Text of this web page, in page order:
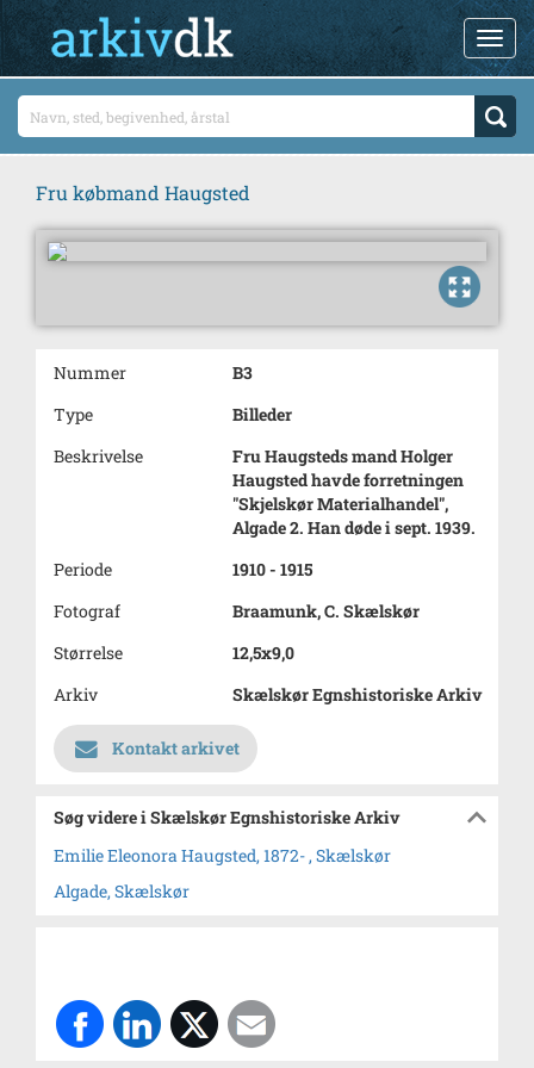
Fru købmand Haugsted
Nummer
B3
Type
Billeder
Beskrivelse
Fru Haugsteds mand Holger
Haugsted havde forretningen
"Skjelskør Materialhandel",
Algade 2. Han døde i sept. 1939.
Periode
1910 - 1915
Fotograf
Braamunk, C. Skælskør
Størrelse
12,5x9,0
Arkiv
Skælskør Egnshistoriske Arkiv
Kontakt arkivet
Søg videre i Skælskør Egnshistoriske Arkiv
Emilie Eleonora Haugsted, 1872- , Skælskør
Algade, Skælskør